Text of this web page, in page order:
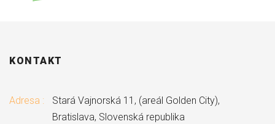
KONTAKT
Adresa :
Stará Vajnorská 11, (areál Golden City),
Bratislava, Slovenská republika